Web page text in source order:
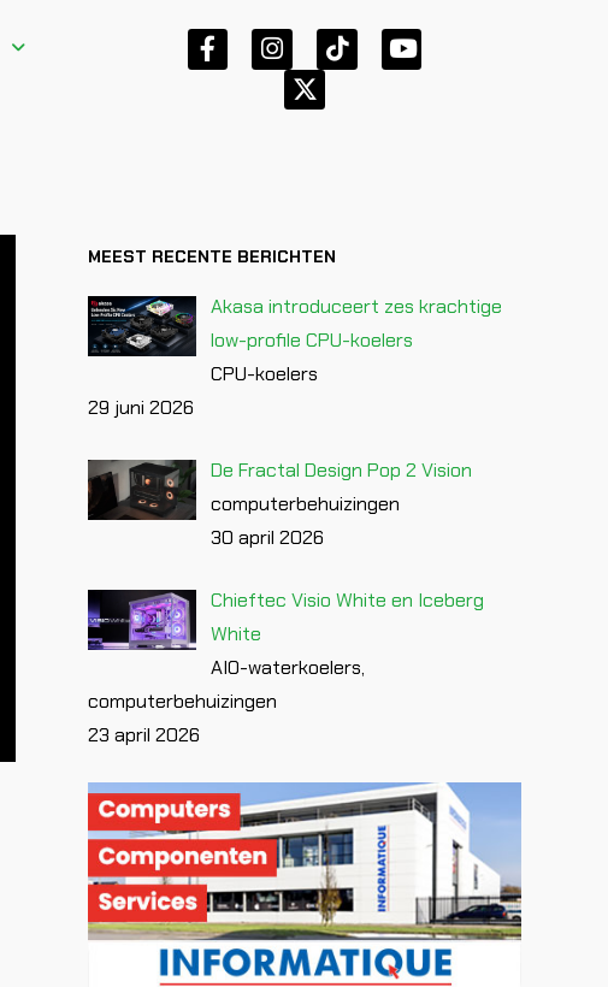
MEEST RECENTE BERICHTEN
Akasa introduceert zes krachtige
low-profile CPU-koelers
CPU-koelers
29 juni 2026
De Fractal Design Pop 2 Vision
computerbehuizingen
30 april 2026
Chieftec Visio White en Iceberg
White
AIO-waterkoelers,
computerbehuizingen
23 april 2026